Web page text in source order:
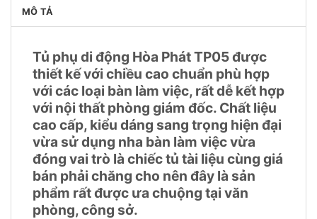
MÔ TẢ
Tủ phụ di động Hòa Phát TP05 được
thiết kế với chiều cao chuẩn phù hợp
với các loại bàn làm việc, rất dễ kết hợp
với nội thất phòng giám đốc. Chất liệu
cao cấp, kiểu dáng sang trọng hiện đại
vừa sử dụng nha bàn làm việc vừa
đóng vai trò là chiếc tủ tài liệu cùng giá
bán phải chăng cho nên đây là sản
phẩm rất được ưa chuộng tại văn
phòng, công sở.